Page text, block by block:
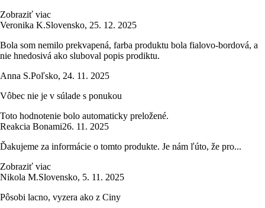
Zobraziť viac
Veronika K.Slovensko, 25. 12. 2025
Bola som nemilo prekvapená, farba produktu bola fialovo-bordová, a
nie hnedosivá ako sluboval popis prodiktu.
Anna S.Poľsko, 24. 11. 2025
Vôbec nie je v súlade s ponukou
Toto hodnotenie bolo automaticky preložené.
Reakcia Bonami26. 11. 2025
Ďakujeme za informácie o tomto produkte. Je nám ľúto, že pro...
Zobraziť viac
Nikola M.Slovensko, 5. 11. 2025
Pôsobi lacno, vyzera ako z Ciny